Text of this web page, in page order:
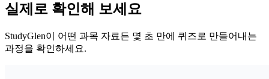
실제로 확인해 보세요
StudyGlen이 어떤 과목 자료든 몇 초 만에 퀴즈로 만들어내는
과정을 확인하세요.